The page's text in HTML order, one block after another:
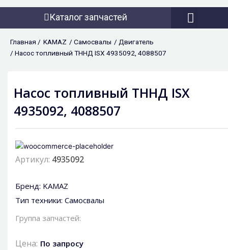
Каталог запчастей
Главная / KAMAZ / Самосвалы / Двигатель
/ Насос топливный ТННД ISX 4935092, 4088507
Насос топливный ТННД ISX
4935092, 4088507
Артикул: 4935092
Бренд: KAMAZ
Тип техники: Самосвалы
Группа запчастей:
Цена: По запросу